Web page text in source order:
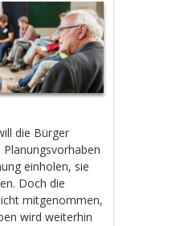
die Bürger
einholen, sie
Doch die
mitgenommen,
wird weiterhin